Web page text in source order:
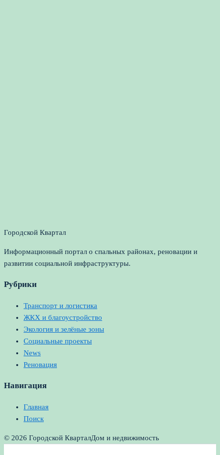
Городской Квартал
Информационный портал о спальных районах, реновации и
развитии социальной инфраструктуры.
Рубрики
Транспорт и логистика
ЖКХ и благоустройство
Экология и зелёные зоны
Социальные проекты
News
Реновация
Навигация
Главная
Поиск
© 2026 Городской КварталДом и недвижимость